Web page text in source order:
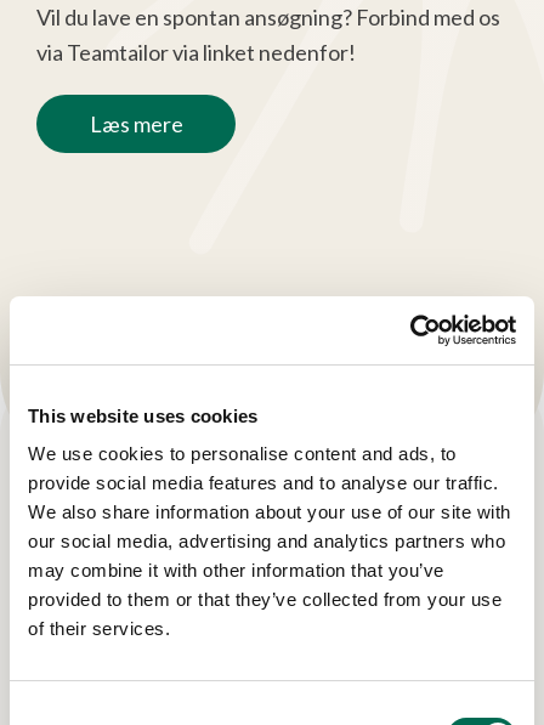
This website uses cookies
We use cookies to personalise content and ads, to
provide social media features and to analyse our traffic.
We also share information about your use of our site with
our social media, advertising and analytics partners who
may combine it with other information that you’ve
provided to them or that they’ve collected from your use
of their services.
Kontakt
Vil du lave en spontan ansøgning? Forbind med os
via Teamtailor via linket nedenfor!
Læs mere